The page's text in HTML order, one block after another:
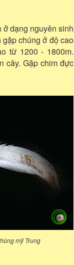
dạng nguyên sinh
chúng ở độ cao
từ 1200 - 1800m.
cây. Gặp chim đực
mỹ Trung